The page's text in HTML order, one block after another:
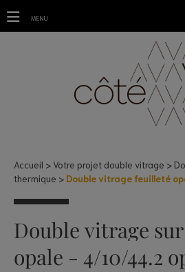
Double vitrage feuilleté opale
Accueil Votre projet double vitrage
thermique
Double vitrage feuilleté
Double vitrage
opale - 4/10/44.2
MENU